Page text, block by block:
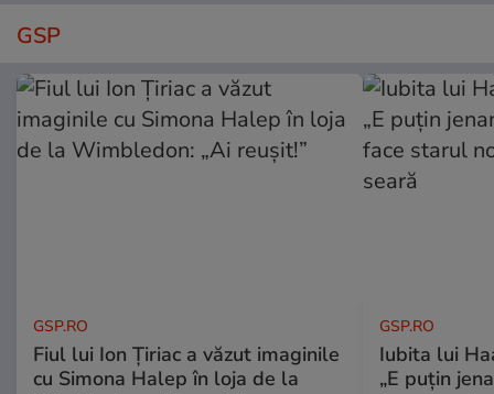
GSP
GSP.RO
Fiul lui Ion Țiriac a văzut imaginile
cu Simona Halep în loja de la
GSP.RO
Iubita lui
„E puțin